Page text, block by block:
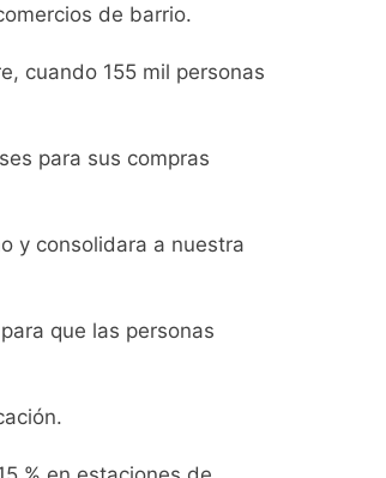
de barrio.
cuando 155 mil personas
para sus compras
y consolidara a nuestra
que las personas